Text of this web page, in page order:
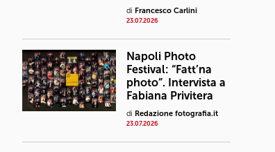
di Francesco Carlini
23.07.2026
Napoli Photo
Festival: “Fatt’na
photo”. Intervista a
Fabiana Privitera
di Redazione fotografia.it
23.07.2026